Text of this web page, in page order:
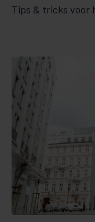
Tips & tricks voor